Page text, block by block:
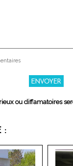
ou diffamatoires
: